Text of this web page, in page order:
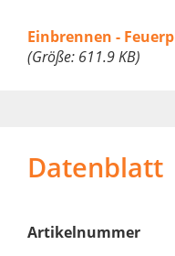
Einbrennen -
(Größe: 611.9 KB)
Datenblatt
Artikelnummer